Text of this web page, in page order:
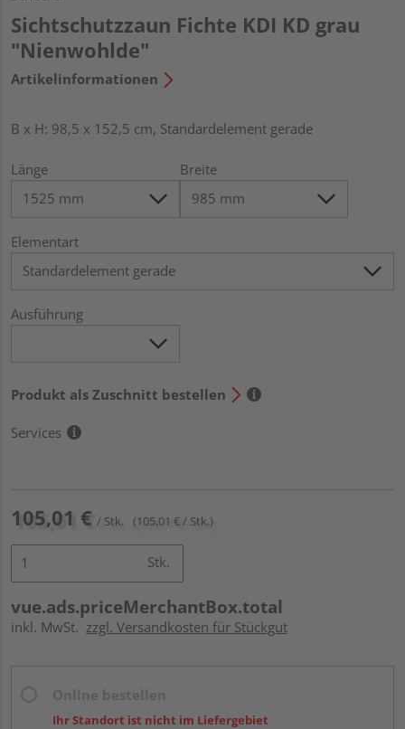
Sichtschutzzaun Fichte KDI KD grau
"Nienwohlde"
Artikelinformationen
B x H: 98,5 x 152,5 cm, Standardelement gerade
Länge Breite
Elementart
Ausführung
Produkt als Zuschnitt bestellen
Services
105,01 € / Stk. (105,01 € / Stk.)
Stk.
vue.ads.priceMerchantBox.total
inkl. MwSt. zzgl. Versandkosten für Stückgut
Ihr Standort ist nicht im Liefergebiet